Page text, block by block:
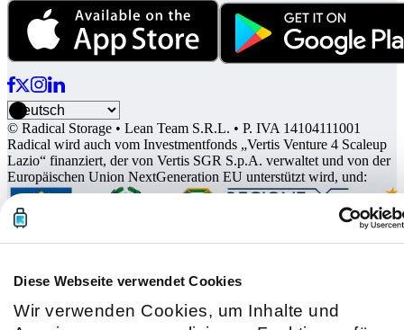
Diese Webseite verwendet Cookies
Wir verwenden Cookies, um Inhalte und
© Radical Storage • Lean Team S.R.L. • P. IVA 14104111001
Radical wird auch vom Investmentfonds „Vertis Venture 4 Scaleup
Lazio“ finanziert, der von Vertis SGR S.p.A. verwaltet und von der
Europäischen Union NextGeneration EU unterstützt wird, und: